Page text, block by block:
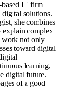
IT firm
digital solutions.
she combines
explain complex
work not only
toward digital
learning,
digital future.
of a good